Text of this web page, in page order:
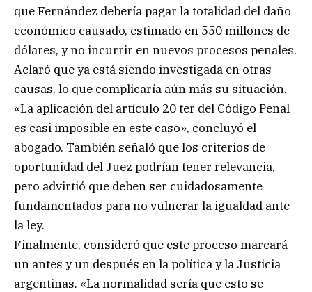
que Fernández debería pagar la totalidad del daño
económico causado, estimado en 550 millones de
dólares, y no incurrir en nuevos procesos penales.
Aclaró que ya está siendo investigada en otras
causas, lo que complicaría aún más su situación.
«La aplicación del artículo 20 ter del Código Penal
es casi imposible en este caso», concluyó el
abogado. También señaló que los criterios de
oportunidad del Juez podrían tener relevancia,
pero advirtió que deben ser cuidadosamente
fundamentados para no vulnerar la igualdad ante
la ley.
Finalmente, consideró que este proceso marcará
un antes y un después en la política y la Justicia
argentinas. «La normalidad sería que esto se